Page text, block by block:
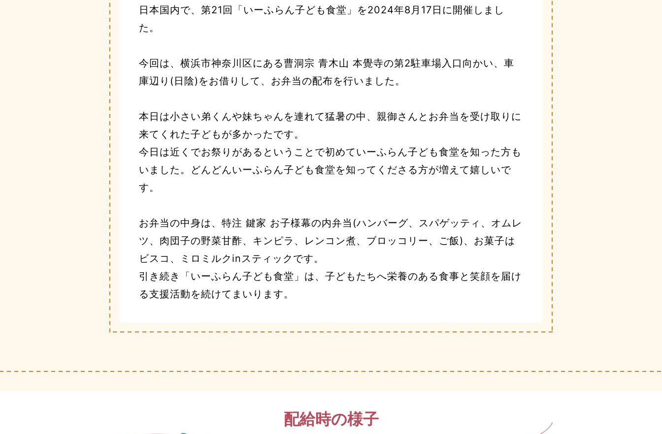
日本国内で、第21回「いーふらん子ども食堂」を2024年8月17日に開催しまし
た。
今回は、横浜市神奈川区にある曹洞宗 青木山 本覺寺の第2駐車場入口向かい、車
庫辺り(日陰)をお借りして、お弁当の配布を行いました。
本日は小さい弟くんや妹ちゃんを連れて猛暑の中、親御さんとお弁当を受け取りに
来てくれた子どもが多かったです。
今日は近くでお祭りがあるということで初めていーふらん子ども食堂を知った方も
いました。どんどんいーふらん子ども食堂を知ってくださる方が増えて嬉しいで
す。
お弁当の中身は、特注 鍵家 お子様幕の内弁当(ハンバーグ、スパゲッティ、オムレ
ツ、肉団子の野菜甘酢、キンピラ、レンコン煮、ブロッコリー、ご飯)、お菓子は
ビスコ、ミロミルクinスティックです。
引き続き「いーふらん子ども食堂」は、子どもたちへ栄養のある食事と笑顔を届け
る支援活動を続けてまいります。
配給時の様子